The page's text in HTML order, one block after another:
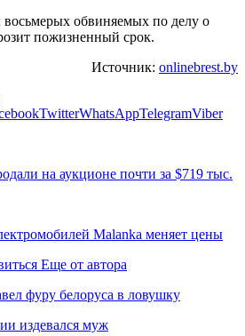
восьмерых обвиняемых по делу о
пожизненный срок.
Источник: onlinebrest.by
TwitterWhatsAppTelegramViber
на аукционе почти за $719 тыс.
Malanka меняет цены
Еще от автора
фуру белоруса в ловушку
издевался муж